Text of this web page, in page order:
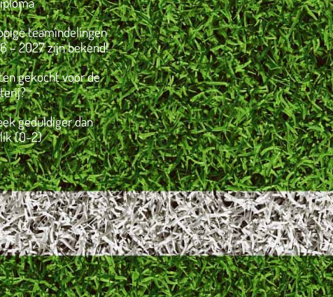
teamindelingen
– 2027 zijn bekend!
gekocht voor de
geduldiger dan
(0-2)